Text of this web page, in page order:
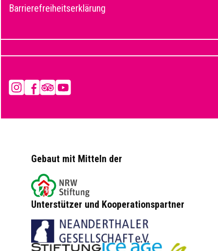
Barrierefreiheitserklärung
InstagramFacebook
Tripadvisor
YouTube
Gebaut mit Mitteln der
Unterstützer und Kooperationspartner